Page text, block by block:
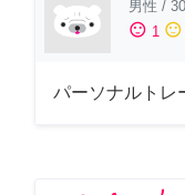
男性 /
sentiment_satisfied 1 sentiment_neutral
パーソナルトレ